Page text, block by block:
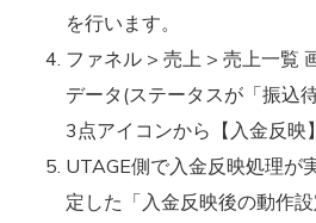
を行います。
ファネル > 売上 > 売上一覧
データ(ステータスが「振込
3点アイコンから【入金反映
UTAGE側で入金反映処理が
定した「入金反映後の動作